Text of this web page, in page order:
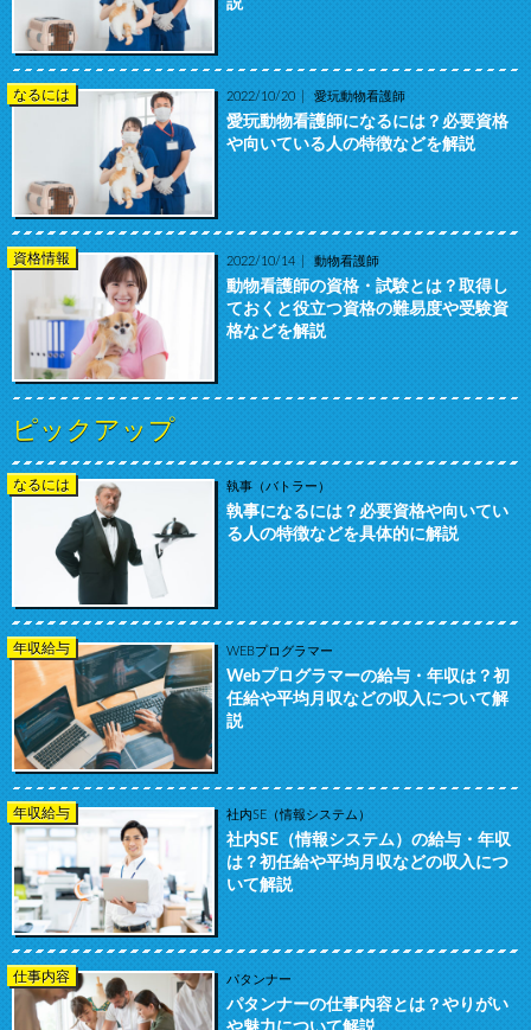
なるには 2022/10/20 愛玩動物看護師
愛玩動物看護師になるには？必要資格
や向いている人の特徴などを解説
資格情報 2022/10/14 動物看護師
動物看護師の資格・試験とは？取得し
ておくと役立つ資格の難易度や受験資
格などを解説
ピックアップ
なるには 執事（バトラー）
執事になるには？必要資格や向いてい
る人の特徴などを具体的に解説
年収給与 WEBプログラマー
Webプログラマーの給与・年収は？初
任給や平均月収などの収入について解
説
年収給与 社内SE（情報システム）
社内SE（情報システム）の給与・年収
は？初任給や平均月収などの収入につ
いて解説
仕事内容 パタンナー
パタンナーの仕事内容とは？やりがい